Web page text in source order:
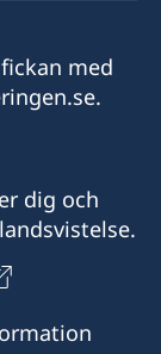
med
dig och